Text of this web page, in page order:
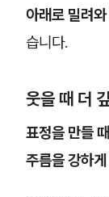
아래로 밀려
습니다.
웃을 때 더
표정을 만들
주름을 강하